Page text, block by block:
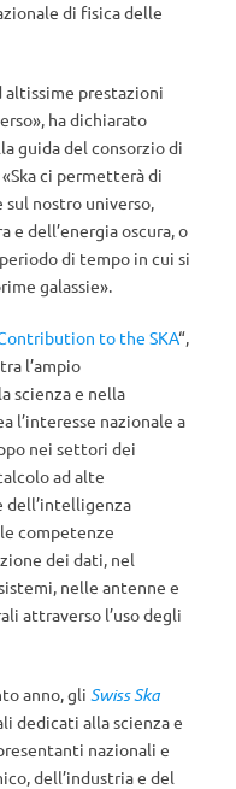
di fisica delle
altissime prestazioni
ha dichiarato
guida del consorzio di
ci permetterà di
nostro universo,
e dell’energia oscura, o
di tempo in cui si
galassie».
to the SKA“,
l’ampio
scienza e nella
l’interesse nazionale a
nei settori dei
ad alte
dell’intelligenza
competenze
dei dati, nel
nelle antenne e
attraverso l’uso degli
anno, gli Swiss Ska
dedicati alla scienza e
nazionali e
dell’industria e del